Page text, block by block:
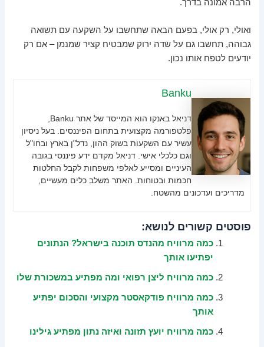
הרבה אמונה בדרך.
ואולי, רק אולי, בפעם הבאה שתחשבו על השקעה עם תשואה
גבוהה, תחשבו גם על שדה ירוק שמבטיח קציר שמנמן – אם רק
יודעים לטפח אותו נכון.
Banku
פלטפורמה מקצועית בתחום הפיננסים. בעל ניסיון
עשיר עם השקעות בשוק ההון, נדל"ן בארץ ובחו"ל
וגם כלכלי אישי. דניאל מקדם ידע פיננסי בגובה
העיניים ומסייע לאלפי משפחות לקבל החלטות
חכמות ובטוחות. האתר משלב כלים מעשיים,
מדריכים ועדכונים מהשטח.
פוסטים קשורים לנושא:
כמה מרוויח מהנדס תוכנה בישראל? הנתונים
יפתיעו אותך
כמה מרוויח ליצן רפואי ומה מפתיע במשכורת שלו
כמה מרוויח פודקאסטר מקצועי והסכום יפתיע
אותך
כמה מרוויח יועץ תזונה ואיזה נתון מפתיע גילינו